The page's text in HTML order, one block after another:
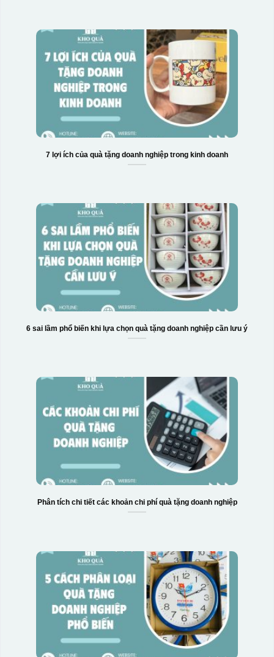
7 lợi ích của quà tặng doanh nghiệp trong kinh doanh
6 sai lầm phổ biến khi lựa chọn quà tặng doanh nghiệp cần lưu ý
Phân tích chi tiết các khoản chi phí quà tặng doanh nghiệp